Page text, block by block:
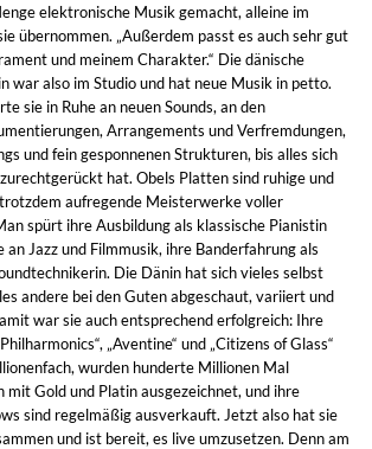
elektronische Musik gemacht, alleine im
übernommen. „Außerdem passt es auch sehr gut
und meinem Charakter.“ Die dänische
war also im Studio und hat neue Musik in petto.
sie in Ruhe an neuen Sounds, an den
Arrangements und Verfremdungen,
und fein gesponnenen Strukturen, bis alles sich
hat. Obels Platten sind ruhige und
aufregende Meisterwerke voller
spürt ihre Ausbildung als klassische Pianistin
an Jazz und Filmmusik, ihre Banderfahrung als
Die Dänin hat sich vieles selbst
andere bei den Guten abgeschaut, variiert und
war sie auch entsprechend erfolgreich: Ihre
„Aventine“ und „Citizens of Glass“
wurden hunderte Millionen Mal
mit Gold und Platin ausgezeichnet, und ihre
sind regelmäßig ausverkauft. Jetzt also hat sie
und ist bereit, es live umzusetzen. Denn am